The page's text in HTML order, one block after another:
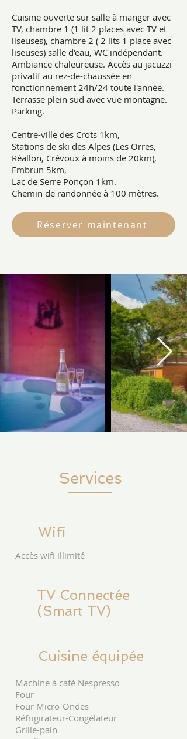
Cuisine ouverte sur salle à manger avec
TV, chambre 1 (1 lit 2 places avec TV et
liseuses), chambre 2 ( 2 lits 1 place avec
liseuses) salle d'eau, WC indépendant.
Ambiance chaleureuse. Accès au jacuzzi
privatif au rez-de-chaussée en
fonctionnement 24h/24 toute l'année.
Terrasse plein sud avec vue montagne.
Parking.
Centre-ville des Crots 1km,
Stations de ski des Alpes (Les Orres,
Réallon, Crévoux à moins de 20km),
Embrun 5km,
Lac de Serre Ponçon 1km.
Chemin de randonnée à 100 mètres.
Réserver maintenant
Services
Wifi
Accès wifi illimité
TV Connectée
(Smart TV)
Cuisine équipée
Machine à café Nespresso
Four
Four Micro-Ondes
Réfrigirateur-Congélateur
Grille-pain